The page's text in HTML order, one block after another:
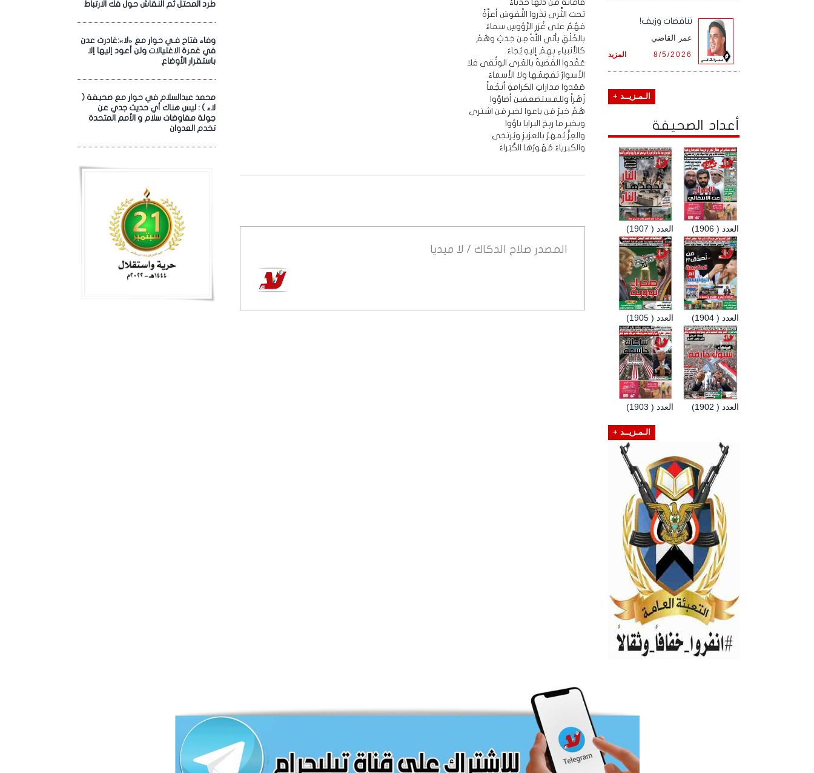
طرد المحتل ثم النقاش حول فك الارتباط
وفاء فتاح فـي حوار مع «لا»:غادرت عدن
في غمرة الاغتيالات ولن أعود إليها إلا
باستقرار الأوضاع
محمد عبدالسلام في حوار مع صحيفة (
لاء ) : ليس هناك أي حديث جدي عن
جولة مفاوضات سلام و الأمم المتحدة
تخدم العدوان
قاماتُهُ من ذُلِّها حَدْباءُ
تحت الثَّرى بَذَروا النُّفوسَ أعزَّةً
فهُمُ على غُرَرِ الرُّؤوسِ سماءُ
بالخَلْقِ يأتي اللهُ مِن جَدَثٍ وهُمْ
كالأنبياءِ بِهِمْ إليهِ يُجاءُ
عَقَدوا القضيةَ بالعُرى الوثُقى فلا
الأسوارُ تفصِمُها ولا الأسماءُ
صَعَدوا مداراتِ الكرامةِ أنجُماً
زُهُراً وللمستضعفين أضاؤوا
هُمْ خيرُ مَن باعوا لخيرِ مَن اشترى
وبخيرِ ما ربِحَ البرايا باؤوا
والعِزُّ يُمهَرُ بالعزيزِ ويُرتجَى
والكبرياءُ مُهُورُها الكُبَراءُ
المصدر صلاح الدكاك / لا ميديا
تناقضات وزيف!
عمر القاضي
المزيد 8/5/2026
الـمـزيــد +
أعداد الصحيفة
العدد ( 1907) العدد ( 1906)
العدد ( 1905) العدد ( 1904)
العدد ( 1903) العدد ( 1902)
الـمـزيــد +